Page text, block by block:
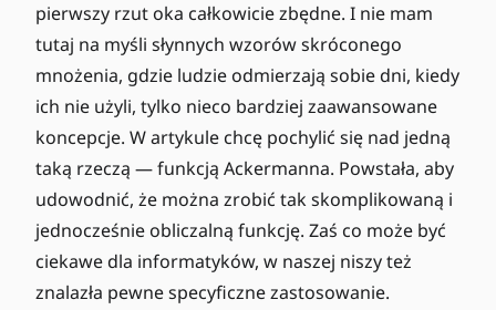
pierwszy rzut oka całkowicie zbędne. I nie mam
tutaj na myśli słynnych wzorów skróconego
mnożenia, gdzie ludzie odmierzają sobie dni, kiedy
ich nie użyli, tylko nieco bardziej zaawansowane
koncepcje. W artykule chcę pochylić się nad jedną
taką rzeczą — funkcją Ackermanna. Powstała, aby
udowodnić, że można zrobić tak skomplikowaną i
jednocześnie obliczalną funkcję. Zaś co może być
ciekawe dla informatyków, w naszej niszy też
znalazła pewne specyficzne zastosowanie.